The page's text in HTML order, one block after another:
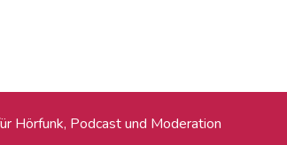
Hörfunk, Podcast und Moderation